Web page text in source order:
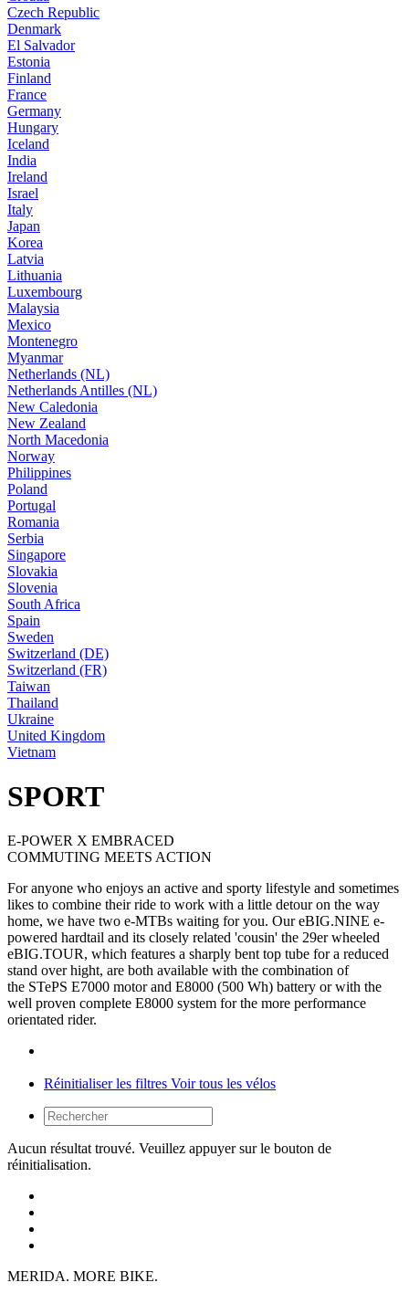
Czech Republic
Denmark
El Salvador
Estonia
Finland
France
Germany
Hungary
Iceland
India
Ireland
Israel
Italy
Japan
Korea
Latvia
Lithuania
Luxembourg
Malaysia
Mexico
Montenegro
Myanmar
Netherlands (NL)
Netherlands Antilles (NL)
New Caledonia
New Zealand
North Macedonia
Norway
Philippines
Poland
Portugal
Romania
Serbia
Singapore
Slovakia
Slovenia
South Africa
Spain
Sweden
Switzerland (DE)
Switzerland (FR)
Taiwan
Thailand
Ukraine
United Kingdom
Vietnam
SPORT
E-POWER X EMBRACED
COMMUTING MEETS ACTION
For anyone who enjoys an active and sporty lifestyle and sometimes
likes to combine their ride to work with a little detour on the way
home, we have two e-MTBs waiting for you. Our eBIG.NINE e-
powered hardtail and its closely related 'cousin' the 29er wheeled
eBIG.TOUR, which features a sharply bent top tube for a reduced
stand over hight, are both available with the combination of
the STePS E7000 motor and E8000 (500 Wh) battery or with the
well proven complete E8000 system for the more performance
orientated rider.
Réinitialiser les filtres Voir tous les vélos
Aucun résultat trouvé. Veuillez appuyer sur le bouton de
réinitialisation.
MERIDA. MORE BIKE.